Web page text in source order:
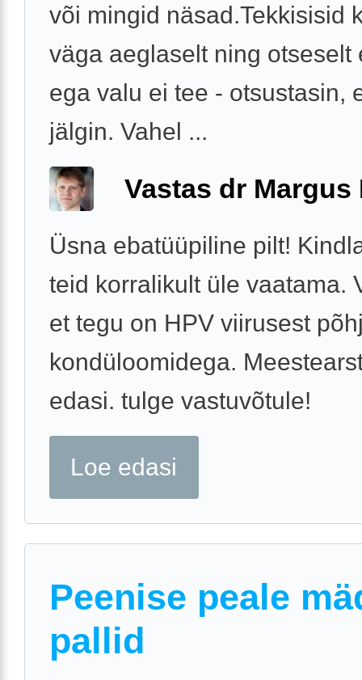
või mingid näsad.Tekkisisid
väga aeglaselt ning otseselt
ega valu ei tee - otsustasin,
jälgin. Vahel ...
Vastas dr Margus
Üsna ebatüüpiline pilt!
teid korralikult üle vaatama.
et tegu on HPV viirusest
kondüloomidega.
edasi. tulge vastuvõtule!
Loe edasi
Peenise peale
pallid